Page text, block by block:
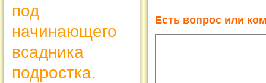
под
начинающего
всадника
подростка.
Есть вопрос или